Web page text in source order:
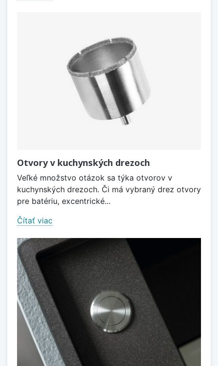
Otvory v kuchynských drezoch
Veľké množstvo otázok sa týka otvorov v
kuchynských drezoch. Či má vybraný drez otvory
pre batériu, excentrické...
Čítať viac